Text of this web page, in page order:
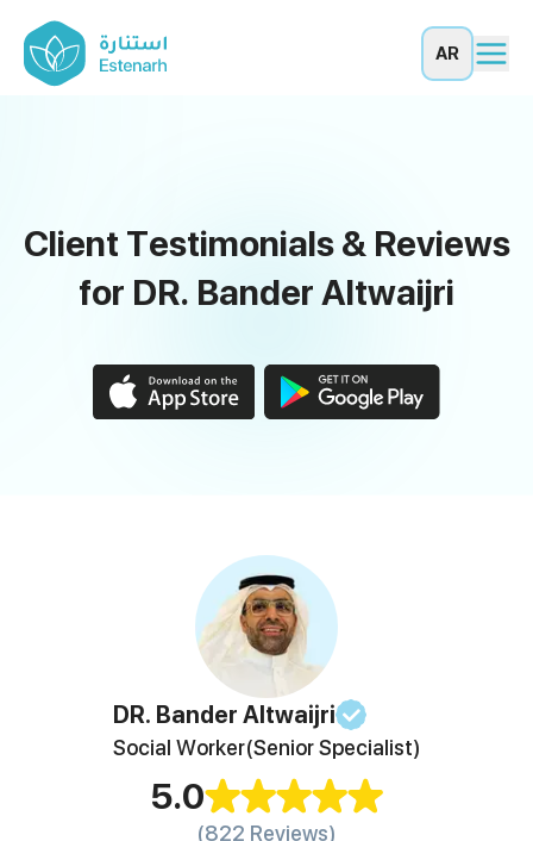
AR
Client Testimonials & Reviews
for DR. Bander Altwaijri
DR. Bander Altwaijri
Social Worker(Senior Specialist)
5.0
(822 Reviews)